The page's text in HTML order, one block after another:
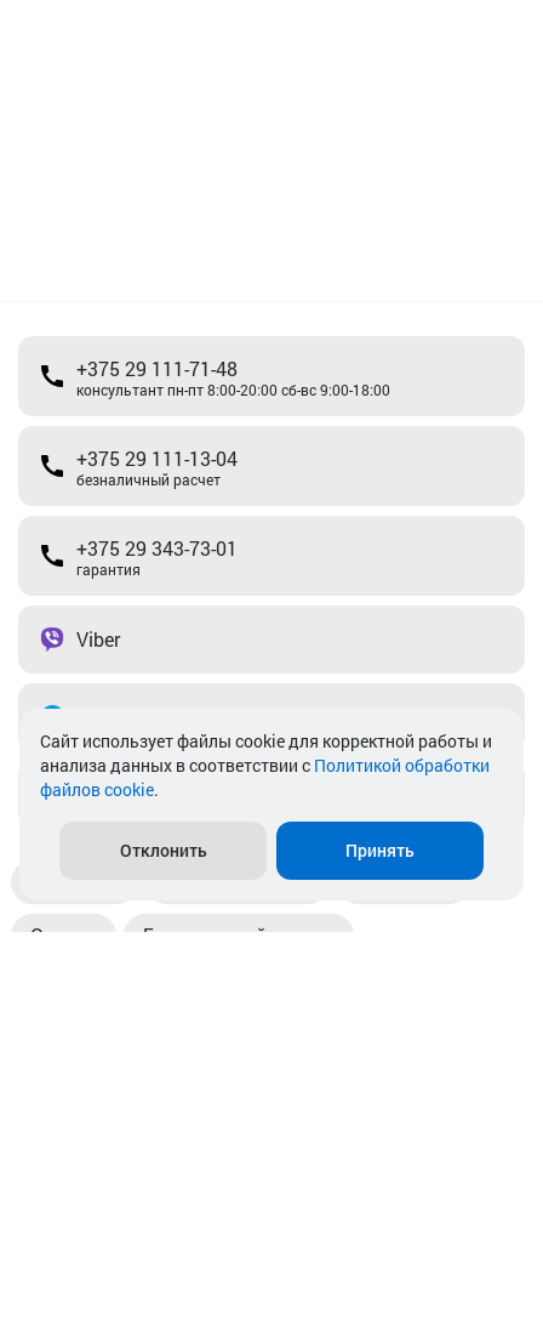
+375 29 111-71-48
консультант пн-пт 8:00-20:00 сб-вс 9:00-18:00
+375 29 111-13-04
безналичный расчет
+375 29 343-73-01
гарантия
Viber
info@akkamulik.by
Пункты выдачи Магазины
Оплата Безналичный расчет
Cайт использует файлы cookie для корректной работы и
анализа данных в соответствии с Политикой обработки
файлов cookie.
Отклонить Принять